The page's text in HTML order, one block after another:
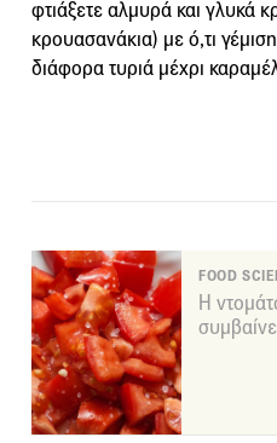
φτιάξετε αλμυρά και γλυκά
κρουασανάκια) με ό,τι
διάφορα τυριά μέχρι
FOOD
Η